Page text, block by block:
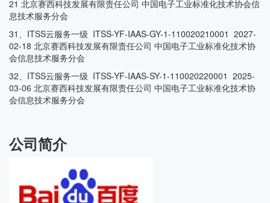
21 北京赛西科技发展有限责任公司 中国电子工业标准化技术协会信
息技术服务分会
31、ITSS云服务一级 ITSS-YF-IAAS-GY-1-110020210001 2027-
02-18 北京赛西科技发展有限责任公司 中国电子工业标准化技术协
会信息技术服务分会
32、ITSS云服务一级 ITSS-YF-IAAS-SY-1-110020220001 2025-
03-06 北京赛西科技发展有限责任公司 中国电子工业标准化技术协
会信息技术服务分会
公司简介